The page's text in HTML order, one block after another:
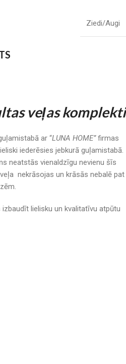
Ziedi/Augi
veļas komplekti
ar “LUNA HOME”firmas
iederēsies jebkurā guļamistabā.
neatstās vienaldzīgu nevienu šīs
nekrāsojas un krāsās nebalē pat
lielisku un kvalitatīvu atpūtu